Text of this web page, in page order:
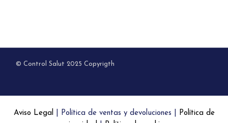
© Control Salut 2025 Copyrigth
Aviso Legal| Política de ventas y devoluciones
Política de